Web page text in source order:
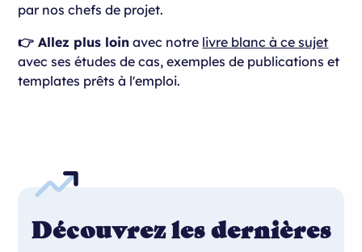
par nos chefs de projet.
👉 Allez plus loin avec notre livre blanc à ce sujet
avec ses études de cas, exemples de publications et
templates prêts à l'emploi.
Découvrez les dernières